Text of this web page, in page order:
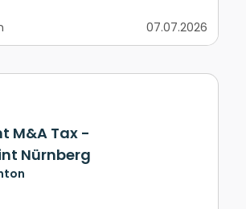
07.07.2026
M&A Tax -
Nürnberg